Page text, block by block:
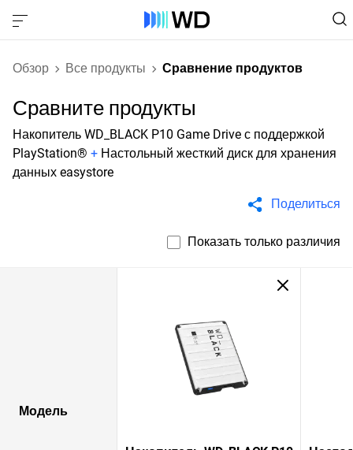
Обзор Все продукты Сравнение продуктов
Сравните продукты
Накопитель WD_BLACK P10 Game Drive с поддержкой
PlayStation® + Настольный жесткий диск для хранения
данных easystore
Поделиться
Показать только различия
Модель